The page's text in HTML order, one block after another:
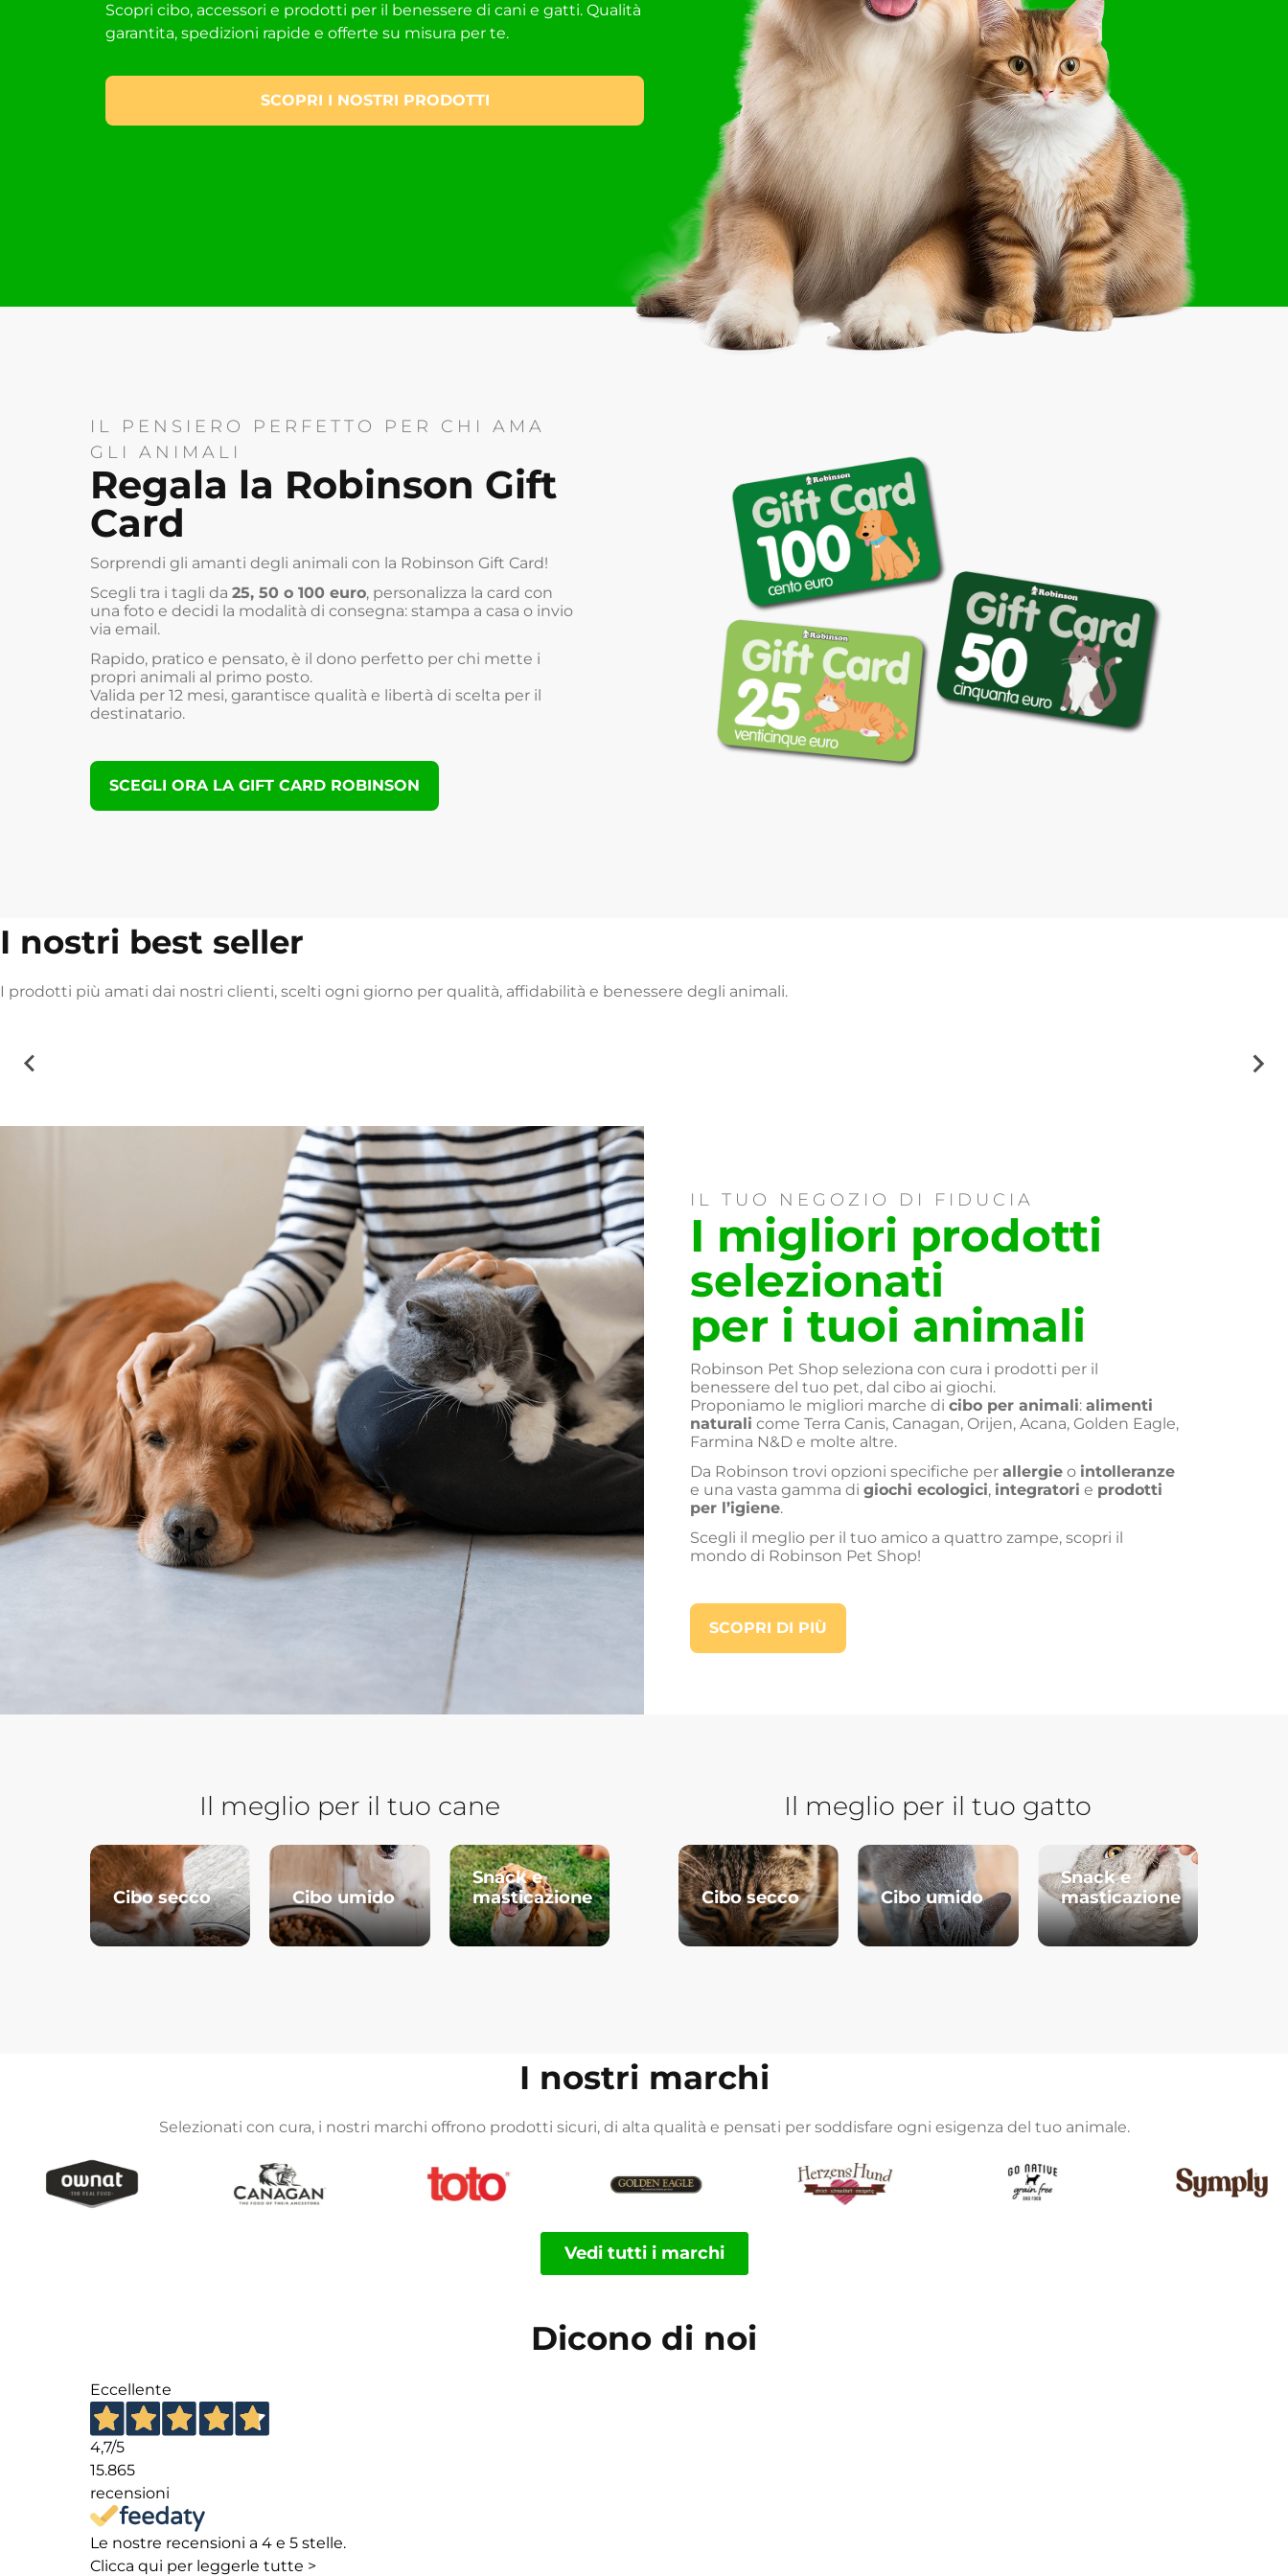
Scopri cibo, accessori e prodotti per il benessere di cani e gatti. Qualità
garantita, spedizioni rapide e offerte su misura per te.
SCOPRI I NOSTRI PRODOTTI
IL PENSIERO PERFETTO PER CHI AMA
GLI ANIMALI
Regala la Robinson Gift
Card
Sorprendi gli amanti degli animali con la Robinson Gift Card!
Scegli tra i tagli da25, 50 o 100 euro, personalizza la card con
una foto e decidi la modalità di consegna: stampa a casa o invio
via email.
Rapido, pratico e pensato, è il dono perfetto per chi mette i
propri animali al primo posto.
Valida per 12 mesi, garantisce qualità e libertà di scelta per il
destinatario.
SCEGLI ORA LA GIFT CARD ROBINSON
I nostri best seller
I prodotti più amati dai nostri clienti, scelti ogni giorno per qualità, affidabilità e benessere degli animali.
IL TUO NEGOZIO DI FIDUCIA
I migliori prodotti
selezionati
per i tuoi animali
Robinson Pet Shop seleziona con cura i prodotti per il
benessere del tuo pet, dal cibo ai giochi.
Proponiamo le migliori marche di cibo per animali: alimenti
naturali come Terra Canis, Canagan, Orijen, Acana, Golden Eagle,
Farmina N&D e molte altre.
Da Robinson trovi opzioni specifiche per allergie o intolleranze
e una vasta gamma di giochi ecologici, integratori e prodotti
per l’igiene.
Scegli il meglio per il tuo amico a quattro zampe, scopri il
mondo di Robinson Pet Shop!
SCOPRI DI PIÙ
Il meglio per il tuo cane
Cibo secco Cibo umido
Snack e
masticazione
Il meglio per il tuo gatto
Cibo secco Cibo umido
Snack e
masticazione
I nostri marchi
Selezionati con cura, i nostri marchi offrono prodotti sicuri, di alta qualità e pensati per soddisfare ogni esigenza del tuo animale.
Vedi tutti i marchi
Dicono di noi
Eccellente
4,7/5
15.865
recensioni
Le nostre recensioni a 4 e 5 stelle.
Clicca qui per leggerle tutte >